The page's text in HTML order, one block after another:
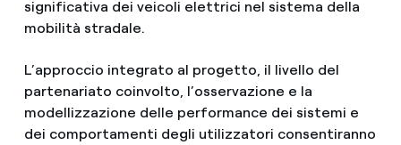
significativa dei veicoli elettrici nel sistema della
mobilità stradale.
L’approccio integrato al progetto, il livello del
partenariato coinvolto, l’osservazione e la
modellizzazione delle performance dei sistemi e
dei comportamenti degli utilizzatori consentiranno